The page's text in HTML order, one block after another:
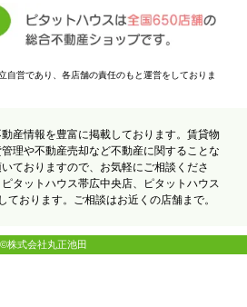
自営であり、各店舗の責任のもと運営をしておりま
産情報を豊富に掲載しております。賃貸物
理や不動産売却など不動産に関することな
ておりますので、お気軽にご相談くださ
タットハウス帯広中央店、ピタットハウス
ております。ご相談はお近くの店舗まで。
©株式会社丸正池田